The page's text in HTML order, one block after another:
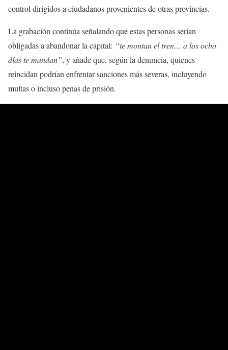
control dirigidos a ciudadanos provenientes de otras provincias.
La grabación continúa señalando que estas personas serían
obligadas a abandonar la capital: “te montan el tren… a los ocho
días te mandan”, y añade que, según la denuncia, quienes
reincidan podrían enfrentar sanciones más severas, incluyendo
multas o incluso penas de prisión.